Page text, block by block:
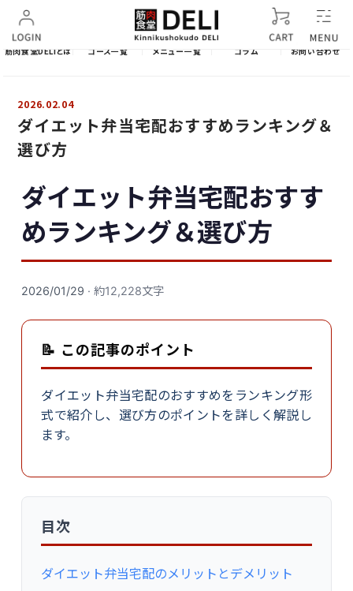
筋肉食堂DELIとは コース一覧 メニュー一覧 コラム お問い合わせ
2026.02.04
ダイエット弁当宅配おすすめランキング＆
選び方
ダイエット弁当宅配おすす
めランキング＆選び方
2026/01/29 · 約12,228文字
📝 この記事のポイント
ダイエット弁当宅配のおすすめをランキング形
式で紹介し、選び方のポイントを詳しく解説し
ます。
目次
ダイエット弁当宅配のメリットとデメリット